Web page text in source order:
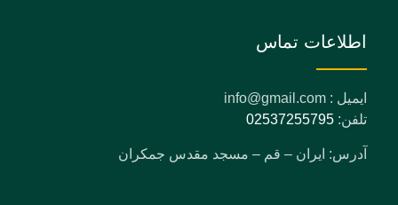
اطلاعات تماس
ایمیل : info@gmail.com
تلفن:02537255795
آدرس: ایران – قم – مسجد مقدس جمکران